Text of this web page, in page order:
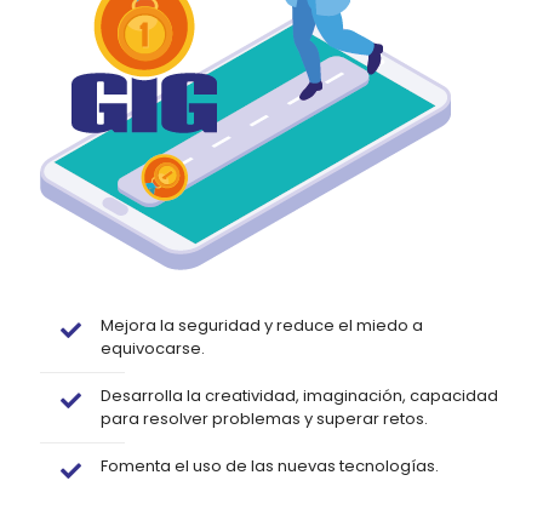
Mejora la seguridad y reduce el miedo a
equivocarse.
Desarrolla la creatividad, imaginación, capacidad
para resolver problemas y superar retos.
Fomenta el uso de las nuevas tecnologías.